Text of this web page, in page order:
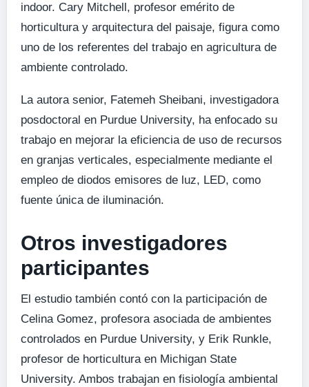
indoor. Cary Mitchell, profesor emérito de
horticultura y arquitectura del paisaje, figura como
uno de los referentes del trabajo en agricultura de
ambiente controlado.
La autora senior, Fatemeh Sheibani, investigadora
posdoctoral en Purdue University, ha enfocado su
trabajo en mejorar la eficiencia de uso de recursos
en granjas verticales, especialmente mediante el
empleo de diodos emisores de luz, LED, como
fuente única de iluminación.
Otros investigadores
participantes
El estudio también contó con la participación de
Celina Gomez, profesora asociada de ambientes
controlados en Purdue University, y Erik Runkle,
profesor de horticultura en Michigan State
University. Ambos trabajan en fisiología ambiental